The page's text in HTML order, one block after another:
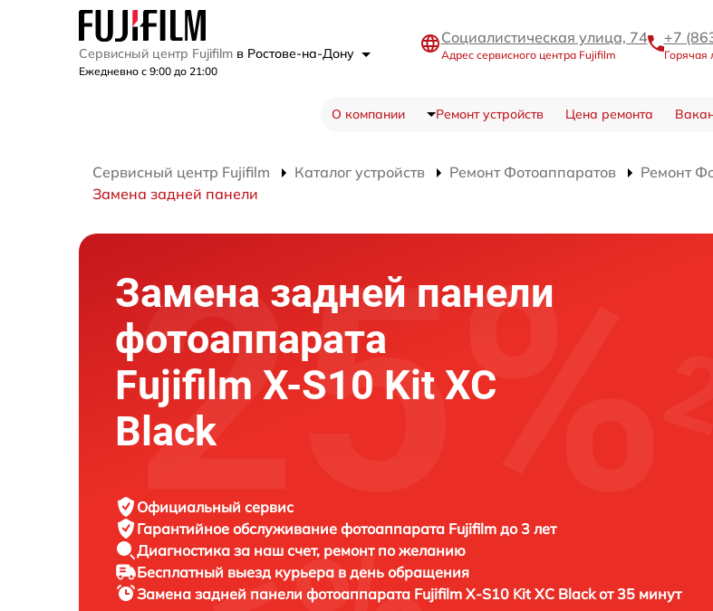
Сервисный центр Fujifilm в Ростове-на-Дону
Ежедневно с 9:00 до 21:00
Социалистическая улица, 74
Адрес сервисного центра Fujifilm
+7
Горячая
О компании Ремонт устройств Цена ремонта
Сервисный центр Fujifilm Каталог устройств Ремонт Фотоаппаратов
Ремонт
Замена задней панели
Замена задней панели
фотоаппарата
Fujifilm X-S10 Kit XC
Black
Официальный сервис
Гарантийное обслуживание фотоаппарата Fujifilm до 3 лет
Диагностика за наш счет, ремонт по желанию
Бесплатный выезд курьера в день обращения
Замена задней панели фотоаппарата Fujifilm X-S10 Kit XC Black от 35 минут